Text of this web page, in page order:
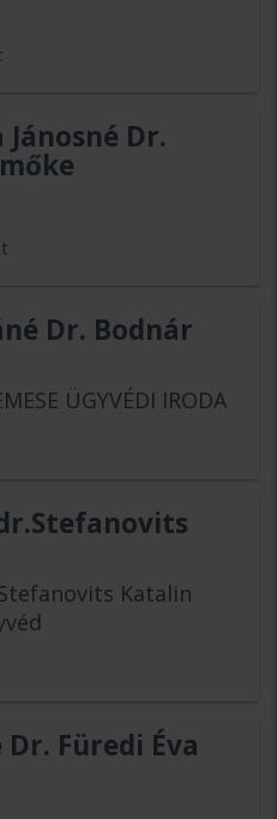
Jánosné Dr.
Dr. Bodnár
ÜGYVÉDI IRODA
Katalin
Füredi Éva